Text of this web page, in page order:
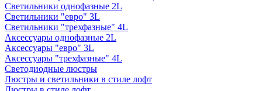
Светильники однофазные 2L
Светильники "евро" 3L
Светильники "трехфазные" 4L
Аксессуары однофазные 2L
Аксессуары "евро" 3L
Аксессуары "трехфазные" 4L
Светодиодные люстры
Люстры и светильники в стиле лофт